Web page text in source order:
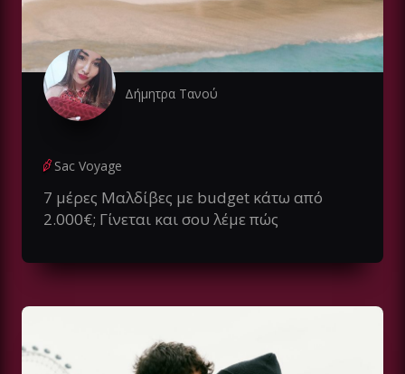
Δήμητρα Τανού
Sac Voyage
7 μέρες Μαλδίβες με budget κάτω από
2.000€; Γίνεται και σου λέμε πώς